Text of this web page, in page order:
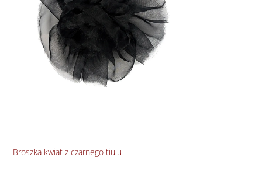
Broszka kwiat z czarnego tiulu